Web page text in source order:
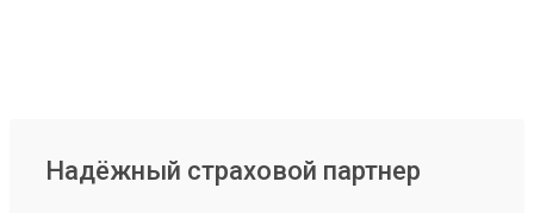
Надёжный страховой партнер